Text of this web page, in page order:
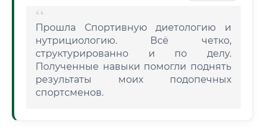
Прошла Спортивную диетологию и
нутрициологию. Всё четко,
структурированно и по делу.
Полученные навыки помогли поднять
результаты моих подопечных
спортсменов.